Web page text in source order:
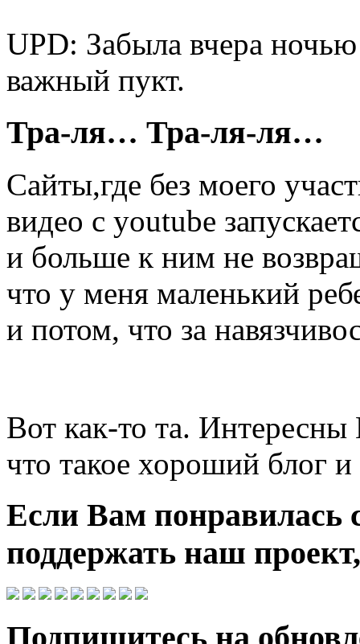
UPD: Забыла вчера
важный пукт.
Тра-ля… Тра-ля-ля…
Сайты,где без моего
видео с youtube
и больше к ним не
что у меня маленький
и потом, что за
Вот как-то та.
что такое хороший блог
Если Вам понравилась
поддержать наш